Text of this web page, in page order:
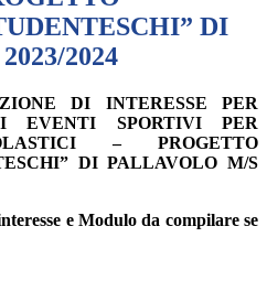
DI
2024
DI INTERESSE PER
EVENTI SPORTIVI PER
– PROGETTO
DI PALLAVOLO M/S
e Modulo da compilare se